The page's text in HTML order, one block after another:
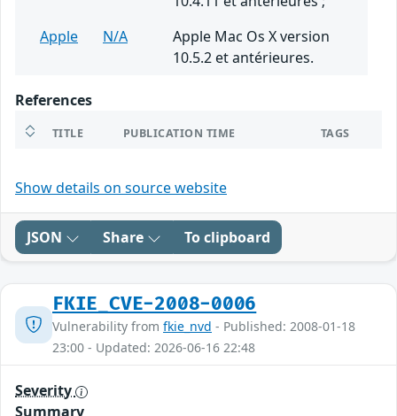
Apple
N/A
Apple Mac Os X version
10.5.2 et antérieures.
References
TITLE PUBLICATION TIME TAGS
Show details on source website
JSON Share To clipboard
FKIE_CVE-2008-0006
Vulnerability from fkie_nvd - Published: 2008-01-18
23:00 - Updated: 2026-06-16 22:48
Severity
Summary